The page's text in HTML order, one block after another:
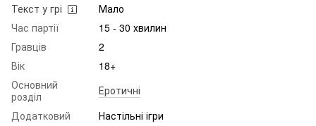
Текст у грі
Мало
Час партії
15 - 30 хвилин
Гравців
2
Вік
18+
Основний
розділ
Еротичні
Додатковий
Настільні ігри